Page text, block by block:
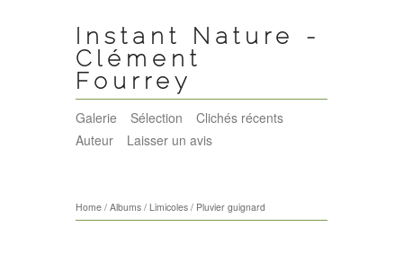
Instant Nature -
Clément
Fourrey
Galerie Sélection
Clichés récents
Auteur
Laisser un avis
Home / Albums / Limicoles / Pluvier guignard